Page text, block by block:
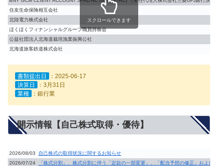
住友生命保険相互会社
北陸電力株式会社
ほくほくフィナンシャルグループ職員持株会
公益社団法人北海道栽培漁業振興公社
北海道旅客鉄道株式会社
スクロールできます
書類提出日
：2025-06-17
決算日
：3月31日
業種
：銀行業
開示情報【自己株式取得・優待】
2026/08/03
自己株式の取得状況に関するお知らせ
2026/07/24
「株式分割」、株式分割に伴う「定款の一部変更」、「配当予想の修正」および